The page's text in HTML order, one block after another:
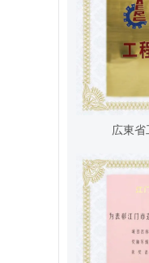
広東省